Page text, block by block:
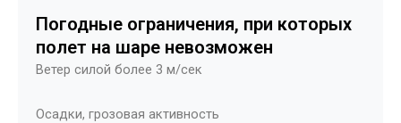
Погодные ограничения, при которых
полет на шаре невозможен
Ветер силой более 3 м/сек
Осадки, грозовая активность